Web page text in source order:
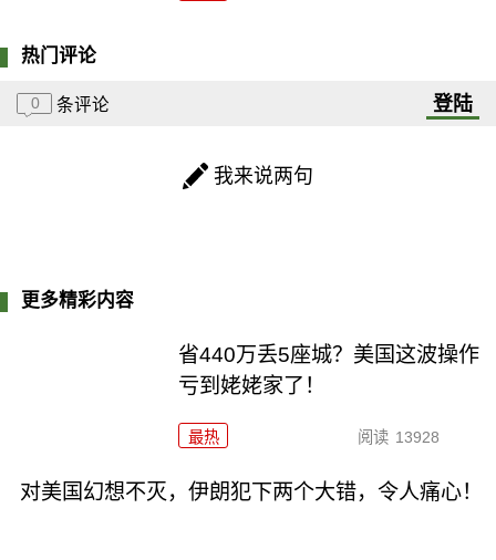
热门评论
0 条评论 登陆
我来说两句
更多精彩内容
省440万丢5座城？美国这波操作
亏到姥姥家了！
最热 阅读 13928
对美国幻想不灭，伊朗犯下两个大错，令人痛心！